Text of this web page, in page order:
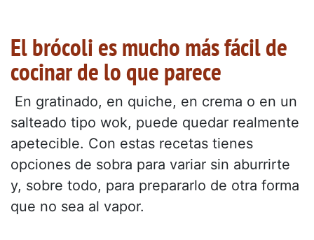
El brócoli es mucho más fácil de
cocinar de lo que parece
En gratinado, en quiche, en crema o en un
salteado tipo wok, puede quedar realmente
apetecible. Con estas recetas tienes
opciones de sobra para variar sin aburrirte
y, sobre todo, para prepararlo de otra forma
que no sea al vapor.